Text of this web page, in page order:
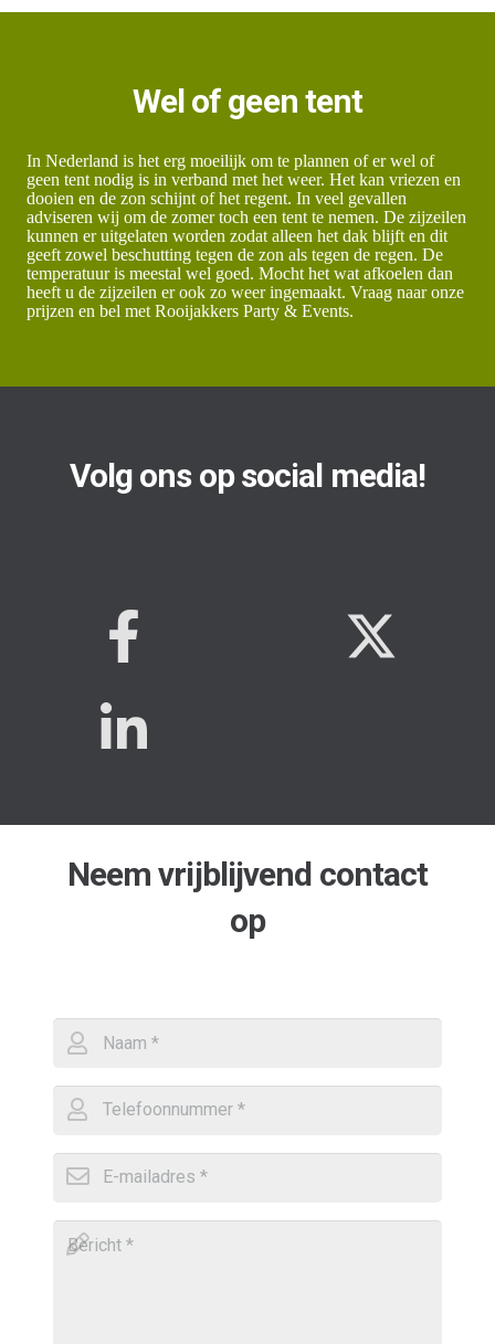
Wel of geen tent
In Nederland is het erg moeilijk om te plannen of er wel of
geen tent nodig is in verband met het weer. Het kan vriezen en
dooien en de zon schijnt of het regent. In veel gevallen
adviseren wij om de zomer toch een tent te nemen. De zijzeilen
kunnen er uitgelaten worden zodat alleen het dak blijft en dit
geeft zowel beschutting tegen de zon als tegen de regen. De
temperatuur is meestal wel goed. Mocht het wat afkoelen dan
heeft u de zijzeilen er ook zo weer ingemaakt. Vraag naar onze
prijzen en bel met Rooijakkers Party & Events.
Volg ons op social media!
Neem vrijblijvend contact
op